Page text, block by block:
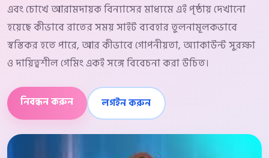
এবং চোখে আরামদায়ক বিন্যাসের মাধ্যমে এই পৃষ্ঠায় দেখানো
হয়েছে কীভাবে রাতের সময় সাইট ব্যবহার তুলনামূলকভাবে
স্বস্তিকর হতে পারে, আর কীভাবে গোপনীয়তা, অ্যাকাউন্ট সুরক্ষা
ও দায়িত্বশীল গেমিং একই সঙ্গে বিবেচনা করা উচিত।
নিবন্ধন করুন লগইন করুন